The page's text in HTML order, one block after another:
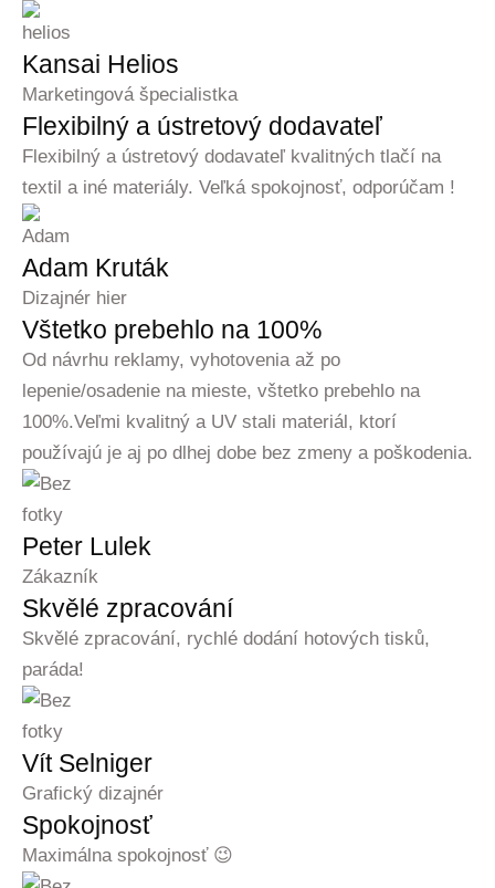
Kansai Helios
Marketingová špecialistka
Flexibilný a ústretový dodavateľ
Flexibilný a ústretový dodavateľ kvalitných tlačí na
textil a iné materiály. Veľká spokojnosť, odporúčam !
Adam Kruták
Dizajnér hier
Vštetko prebehlo na 100%
Od návrhu reklamy, vyhotovenia až po
lepenie/osadenie na mieste, vštetko prebehlo na
100%.Veľmi kvalitný a UV stali materiál, ktorí
používajú je aj po dlhej dobe bez zmeny a poškodenia.
Peter Lulek
Zákazník
Skvělé zpracování
Skvělé zpracování, rychlé dodání hotových tisků,
paráda!
Vít Selniger
Grafický dizajnér
Spokojnosť
Maximálna spokojnosť 😉